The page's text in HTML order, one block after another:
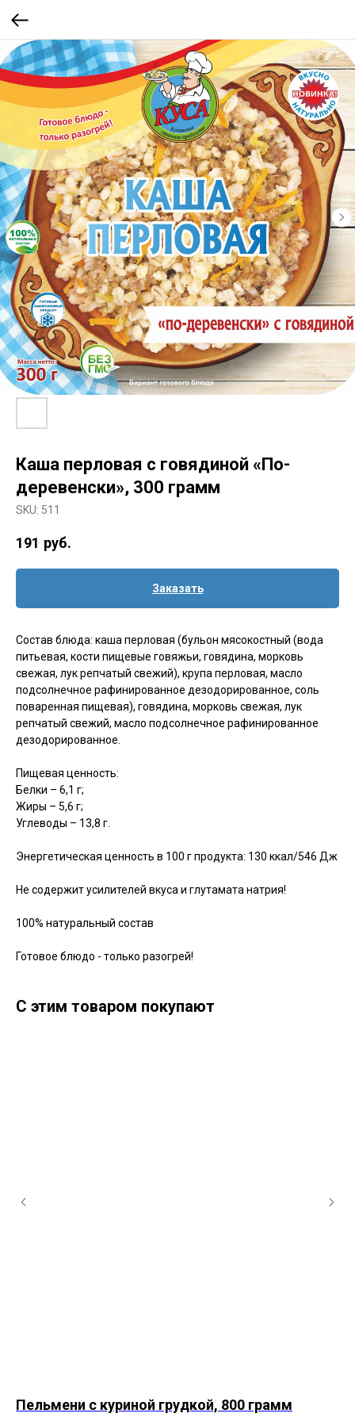
Каша перловая с говядиной «По-
деревенски», 300 грамм
SKU: 511
191 руб.
Заказать
Состав блюда: каша перловая (бульон мясокостный (вода
питьевая, кости пищевые говяжьи, говядина, морковь
свежая, лук репчатый свежий), крупа перловая, масло
подсолнечное рафинированное дезодорированное, соль
поваренная пищевая), говядина, морковь свежая, лук
репчатый свежий, масло подсолнечное рафинированное
дезодорированное.
Пищевая ценность:
Белки – 6,1 г;
Жиры – 5,6 г;
Углеводы – 13,8 г.
Энергетическая ценность в 100 г продукта: 130 ккал/546 Дж
Не содержит усилителей вкуса и глутамата натрия!
100% натуральный состав
Готовое блюдо - только разогрей!
С этим товаром покупают
Пельмени с куриной грудкой, 800 грамм